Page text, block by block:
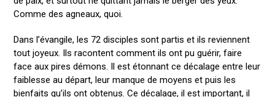
Comme des agneaux, quoi.
Dans l’évangile, les 72 disciples sont partis et ils reviennent
tout joyeux. Ils racontent comment ils ont pu guérir, faire
face aux pires démons. Il est étonnant ce décalage entre leur
faiblesse au départ, leur manque de moyens et puis les
bienfaits qu’ils ont obtenus. Ce décalage, il est important, il